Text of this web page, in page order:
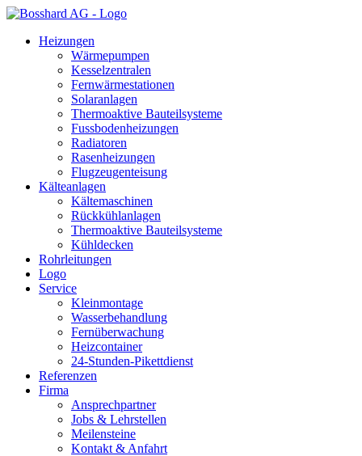
Heizungen
Wärmepumpen
Kesselzentralen
Fernwärmestationen
Solaranlagen
Thermoaktive Bauteilsysteme
Fussbodenheizungen
Radiatoren
Rasenheizungen
Flugzeugenteisung
Kälteanlagen
Kältemaschinen
Rückkühlanlagen
Thermoaktive Bauteilsysteme
Kühldecken
Rohrleitungen
Logo
Service
Kleinmontage
Wasserbehandlung
Fernüberwachung
Heizcontainer
24-Stunden-Pikettdienst
Referenzen
Firma
Ansprechpartner
Jobs & Lehrstellen
Meilensteine
Kontakt & Anfahrt